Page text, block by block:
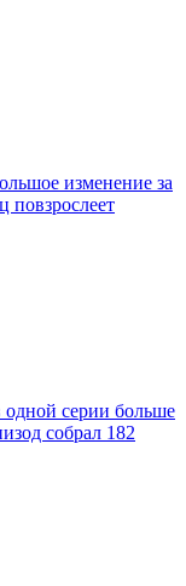
изменение за
повзрослеет
серии больше
собрал 182